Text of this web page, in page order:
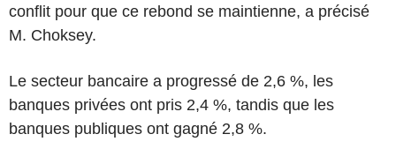
conflit pour que ce rebond se maintienne, a précisé
M. Choksey.
Le secteur bancaire a progressé de 2,6 %, les
banques privées ont pris 2,4 %, tandis que les
banques publiques ont gagné 2,8 %.